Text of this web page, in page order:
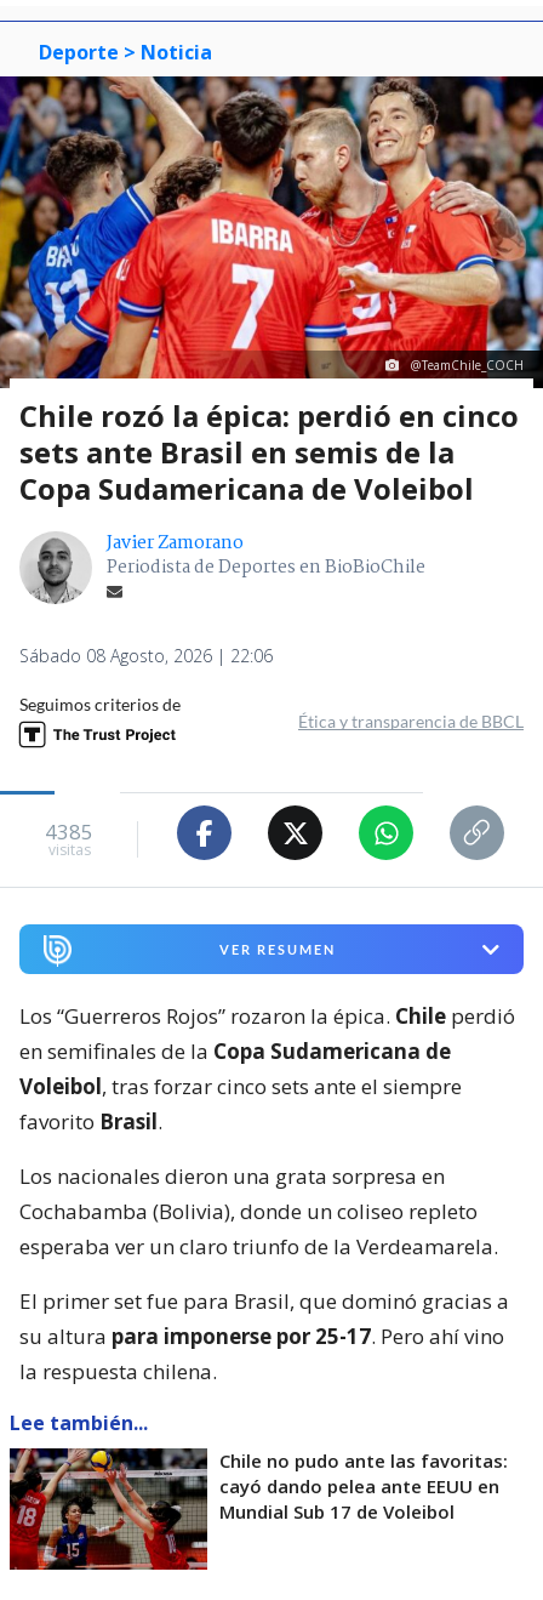
Deporte > Noticia
@TeamChile_COCH
Chile rozó la épica: perdió en cinco
sets ante Brasil en semis de la
Copa Sudamericana de Voleibol
Javier Zamorano
Periodista de Deportes en BioBioChile
Sábado 08 Agosto, 2026 | 22:06
Seguimos criterios de
Ética y transparencia de BBCL
4385
visitas
VER RESUMEN
Los “Guerreros Rojos” rozaron la épica. Chile perdió
en semifinales de la Copa Sudamericana de
Voleibol, tras forzar cinco sets ante el siempre
favorito Brasil.
Los nacionales dieron una grata sorpresa en
Cochabamba (Bolivia), donde un coliseo repleto
esperaba ver un claro triunfo de la Verdeamarela.
El primer set fue para Brasil, que dominó gracias a
su altura para imponerse por 25-17. Pero ahí vino
la respuesta chilena.
Lee también...
Chile no pudo ante las favoritas:
cayó dando pelea ante EEUU en
Mundial Sub 17 de Voleibol